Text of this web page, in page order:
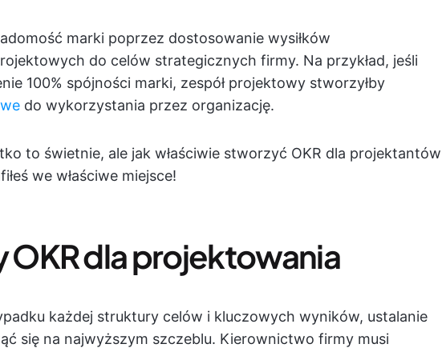
marki poprzez dostosowanie wysiłków
do celów strategicznych firmy. Na przykład, jeśli
100% spójności marki, zespół projektowy stworzyłby
do wykorzystania przez organizację.
to świetnie, ale jak właściwie stworzyć OKR dla projektantów
we właściwe miejsce!
OKR dla projektowania
każdej struktury celów i kluczowych wyników, ustalanie
się na najwyższym szczeblu. Kierownictwo firmy musi